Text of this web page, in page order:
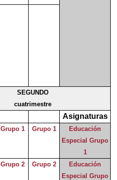
SEGUNDO
cuatrimestre
Asignaturas
Grupo 1 Grupo 1
Educación
Especial Grupo
1
Grupo 2 Grupo 2
Educación
Especial Grupo